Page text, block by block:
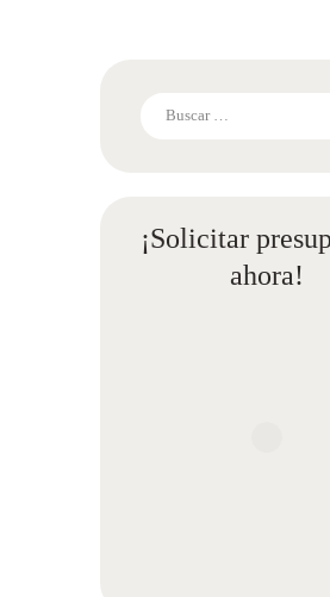
¡Solicitar
ahora!